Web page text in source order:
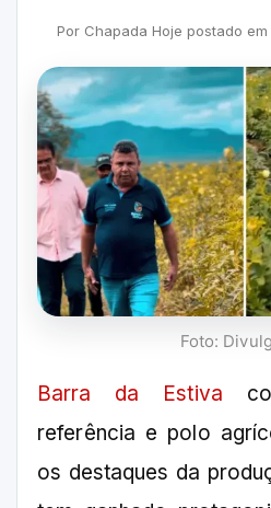
Por Chapada Hoje postado em
Foto:
Barra da Estiva
referência e polo
os destaques da